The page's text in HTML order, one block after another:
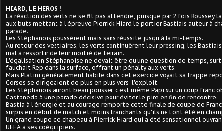
HIARD, LE HEROS !
La réaction des verts ne se fit pas attendre, puisque par 2 fois Roussey
aux buts mettant à l'épreuve Pierrick Hiard le portier Bastiais auteur à
parade.
Les Stéphanois poussèrent mais sans réussite jusqu'à la mi-temps.
Au retour des vestiaires, les verts continuèrent leur pressing, les
mal à ressortir de leur moitié de terrain.
L'égalisation Stéphanoise ne devait être qu'une question de temps,
fauchait Rep dans la surface, offrant un pénalty aux verts.
Mais Platini généralement habile dans cet exercice voyait sa frappe
Corses se dirigeaient de plus en plus vers l'exploit.
Les Stéphanois auront beau pousser, c'est même Papi sur un coup franc
Castaneda à une parade décisive pour éviter le pire en fin de rencontre.
Bastia à l'énergie et au courage remporte cette finale de coupe de
surpis en début de match,et moins tranchants qu'ils ne l'ont été en
Un grand coupe de chapeau à Pierrick Hiard qui a été sensationnel
UEFA à ses coéquipiers.